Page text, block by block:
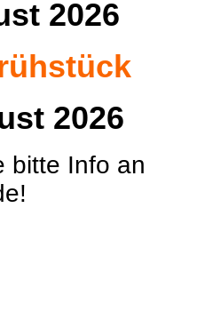
2026
2026
bitte Info an